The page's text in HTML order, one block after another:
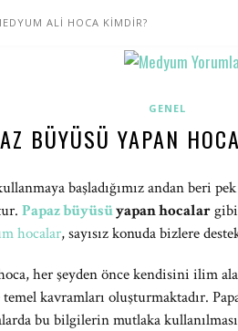
ALİ HOCA KİMDİR?
GENEL
BÜYÜSÜ YAPAN
başladığımız andan beri
Papaz büyüsüyapan hocalar
hocalar, sayısız konuda bizlere
her şeyden önce kendisini ilim
kavramları oluşturmaktadır.
bu bilgilerin mutlaka